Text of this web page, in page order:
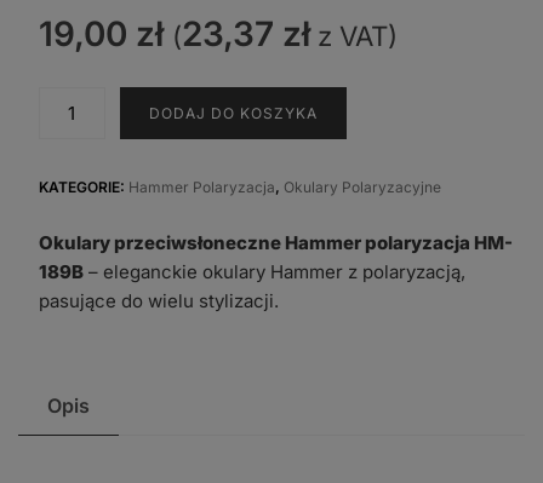
19,00 zł (23,37 złz VAT)
Hammer
HM-
189B
DODAJ DO KOSZYKA
KATEGORIE: Hammer Polaryzacja, Okulary Polaryzacyjne
Okulary przeciwsłoneczne Hammer polaryzacja HM-
189B– eleganckie okulary Hammer z polaryzacją,
pasujące do wielu stylizacji.
Opis